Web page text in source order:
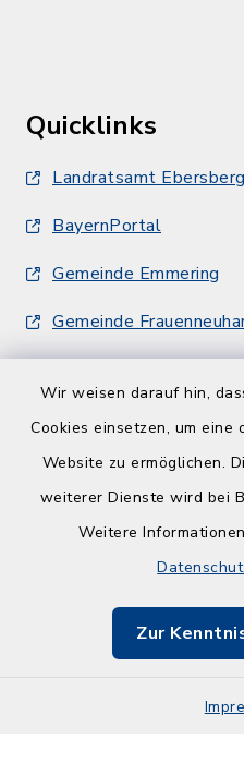
Wir weisen darauf hin,
Cookies einsetzen, um
Website zu ermöglichen.
weiterer Dienste wird bei
Weitere
Zur
Quicklinks
Landratsamt Ebersberg
BayernPortal
Gemeinde Emmering
Gemeinde